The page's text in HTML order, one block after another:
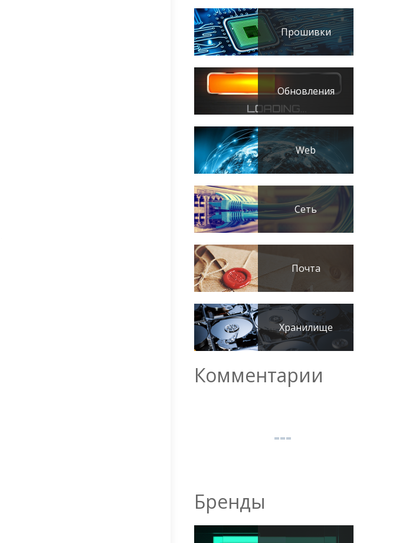
Прошивки
Обновления
Web
Сеть
Почта
Хранилище
Комментарии
Бренды